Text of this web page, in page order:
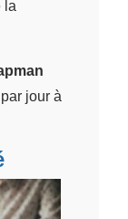
la
jour à